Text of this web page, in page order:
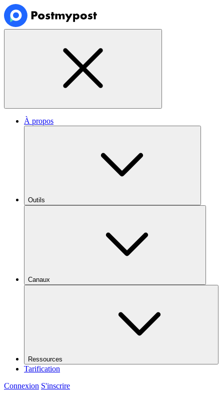
À propos
Outils
Canaux
Ressources
Tarification
Connexion S'inscrire